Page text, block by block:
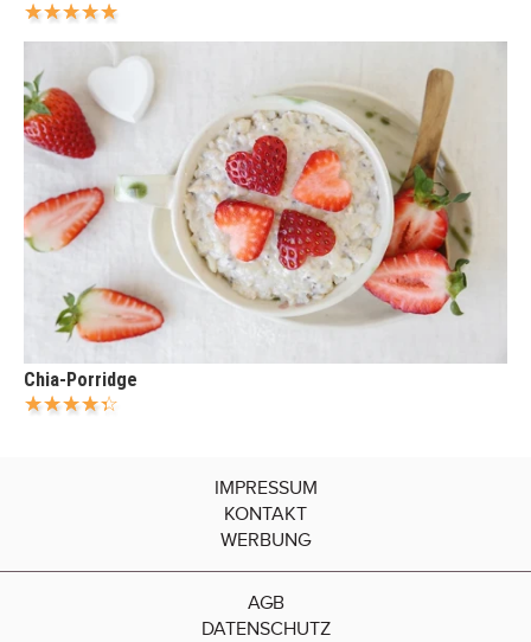
Chia-Porridge
IMPRESSUM
KONTAKT
WERBUNG
AGB
DATENSCHUTZ